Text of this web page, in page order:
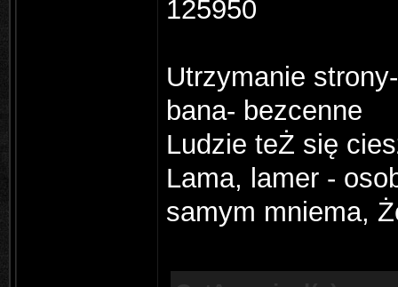
125950
Utrzymanie
bana- bezcenne
Ludzie teŻ się
Lama, lamer -
samym mniema,